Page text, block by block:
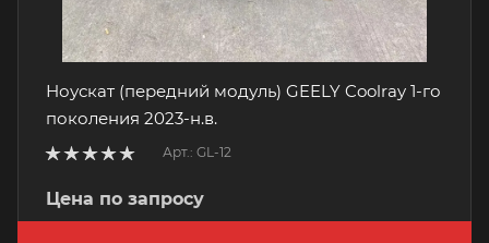
Ноускат (передний модуль) GEELY Coolray 1-го
поколения 2023-н.в.
Арт.: GL-12
Цена по запросу